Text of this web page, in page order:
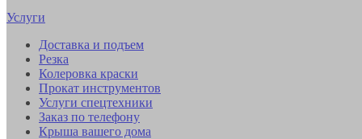
Услуги
Доставка и подъем
Резка
Колеровка краски
Прокат инструментов
Услуги спецтехники
Заказ по телефону
Крыша вашего дома